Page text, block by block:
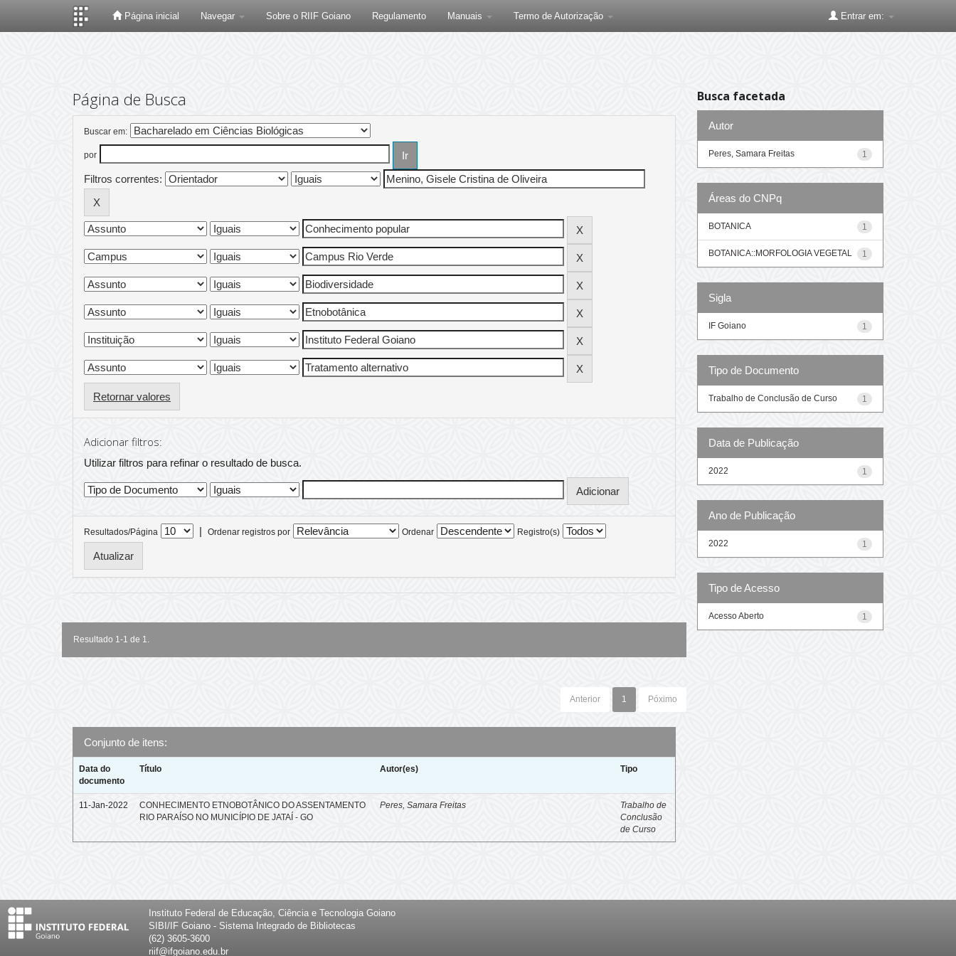
Página inicial Navegar Sobre o RIIF Goiano Regulamento Manuais Termo de Autorização Entrar em:
Página de Busca
Buscar em:
por
Filtros correntes:
Retornar valores
Adicionar filtros:
Utilizar filtros para refinar o resultado de busca.
Resultados/Página | Ordenar registros por Ordenar Registro(s)
Resultado 1-1 de 1.
Anterior 1 Póximo
Conjunto de itens:
Data do
documento
Título Autor(es) Tipo
11-Jan-2022
CONHECIMENTO ETNOBOTÂNICO DO ASSENTAMENTO
RIO PARAÍSO NO MUNICÍPIO DE JATAÍ - GO
Peres, Samara Freitas
Trabalho de
Conclusão
de Curso
Busca facetada
Autor
1
Peres, Samara Freitas
Áreas do CNPq
1
BOTANICA
1
BOTANICA::MORFOLOGIA VEGETAL
Sigla
1
IF Goiano
Tipo de Documento
1
Trabalho de Conclusão de Curso
Data de Publicação
1
2022
Ano de Publicação
1
2022
Tipo de Acesso
1
Acesso Aberto
Instituto Federal de Educação, Ciência e Tecnologia Goiano
SIBI/IF Goiano - Sistema Integrado de Bibliotecas
(62) 3605-3600
riif@ifgoiano.edu.br